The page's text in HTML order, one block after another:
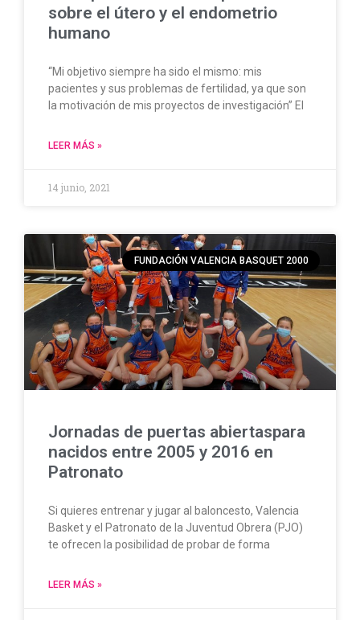
sobre el útero y el endometrio
humano
“Mi objetivo siempre ha sido el mismo: mis
pacientes y sus problemas de fertilidad, ya que son
la motivación de mis proyectos de investigación” El
LEER MÁS »
14 junio, 2021
FUNDACIÓN VALENCIA BASQUET 2000
Jornadas de puertas abiertaspara
nacidos entre 2005 y 2016 en
Patronato
Si quieres entrenar y jugar al baloncesto, Valencia
Basket y el Patronato de la Juventud Obrera (PJO)
te ofrecen la posibilidad de probar de forma
LEER MÁS »